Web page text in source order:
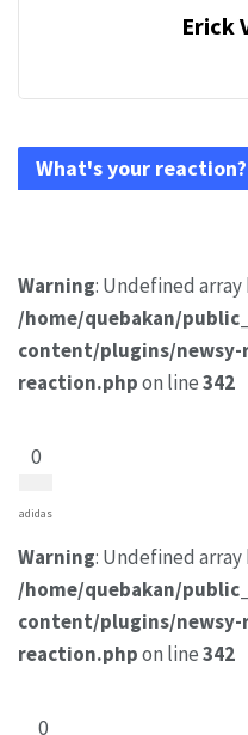
Erick
What's your reaction?
Warning: Undefined
/home/quebakan/
content/plugins/newsy-
reaction.phpon line342
0
adidas
Warning: Undefined
/home/quebakan/
content/plugins/newsy-
reaction.phpon line342
0